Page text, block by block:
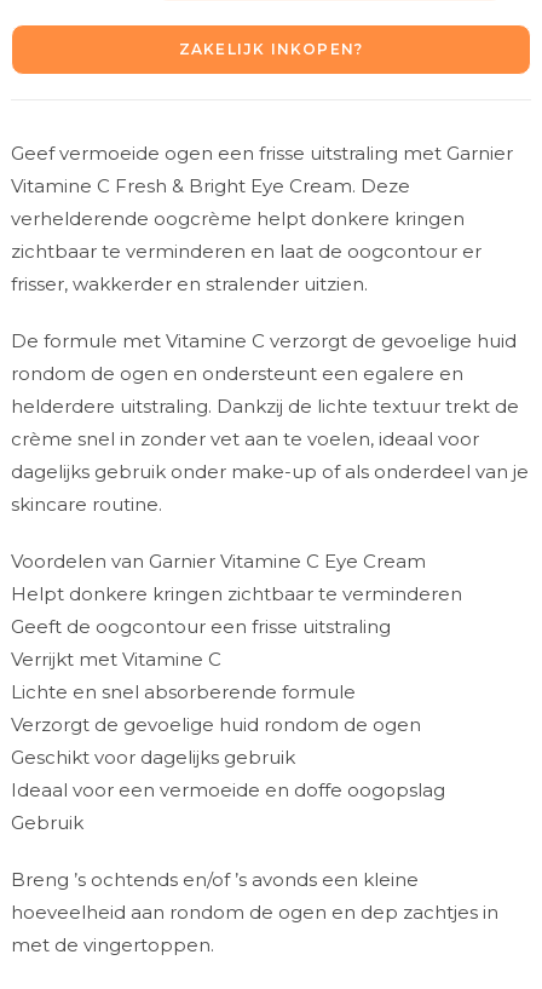
ZAKELIJK INKOPEN?
Geef vermoeide ogen een frisse uitstraling met Garnier
Vitamine C Fresh & Bright Eye Cream. Deze
verhelderende oogcrème helpt donkere kringen
zichtbaar te verminderen en laat de oogcontour er
frisser, wakkerder en stralender uitzien.
De formule met Vitamine C verzorgt de gevoelige huid
rondom de ogen en ondersteunt een egalere en
helderdere uitstraling. Dankzij de lichte textuur trekt de
crème snel in zonder vet aan te voelen, ideaal voor
dagelijks gebruik onder make-up of als onderdeel van je
skincare routine.
Voordelen van Garnier Vitamine C Eye Cream
Helpt donkere kringen zichtbaar te verminderen
Geeft de oogcontour een frisse uitstraling
Verrijkt met Vitamine C
Lichte en snel absorberende formule
Verzorgt de gevoelige huid rondom de ogen
Geschikt voor dagelijks gebruik
Ideaal voor een vermoeide en doffe oogopslag
Gebruik
Breng ’s ochtends en/of ’s avonds een kleine
hoeveelheid aan rondom de ogen en dep zachtjes in
met de vingertoppen.